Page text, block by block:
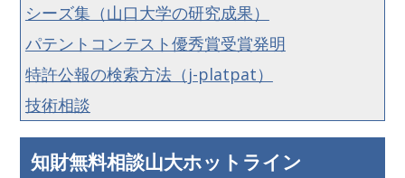
シーズ集（山口大学の研究成果）
パテントコンテスト優秀賞受賞発明
特許公報の検索方法（j-platpat）
技術相談
知財無料相談山大ホットライン